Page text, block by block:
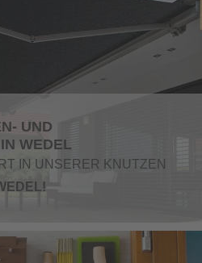
UND
WEDEL
IN UNSERER KNUTZEN